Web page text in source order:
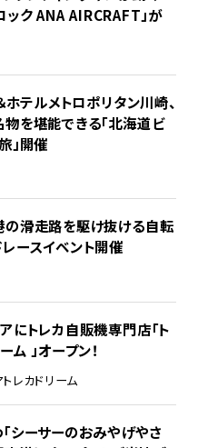
ック ANA AIRCRAFT」が
テルメトロポリタン川崎、
を堪能できる「北海道ビ
」開催
の滑走路を駆け抜ける自転
ースイベント開催
にトレカ自販機専門店「ト
ム 」オープン！
トレカドリーム
シーサーのおみやげやさ